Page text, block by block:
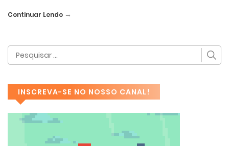
Continuar Lendo →
INSCREVA-SE NO NOSSO CANAL!